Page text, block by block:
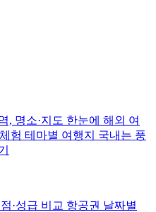
, 명소·지도 한눈에 해외 여
험 테마별 여행지
국내는 풍
·성급 비교 항공권 날짜별